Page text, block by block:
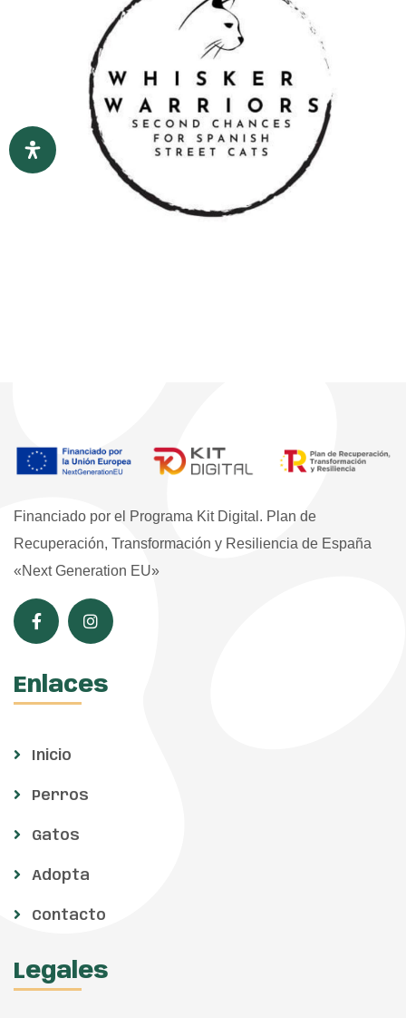
Financiado por el Programa Kit Digital. Plan de
Recuperación, Transformación y Resiliencia de España
«Next Generation EU»
Enlaces
Inicio
Perros
Gatos
Adopta
Contacto
Legales